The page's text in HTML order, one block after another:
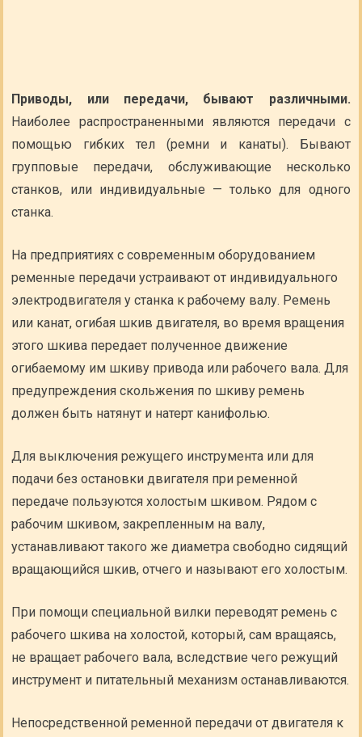
Приводы, или передачи, бывают различными.
Наиболее распространенными являются передачи с
помощью гибких тел (ремни и канаты). Бывают
групповые передачи, обслуживающие несколько
станков, или индивидуальные — только для одного
станка.
На предприятиях с современным оборудованием
ременные передачи устраивают от индивидуального
электродвигателя у станка к рабочему валу. Ремень
или канат, огибая шкив двигателя, во время вращения
этого шкива передает полученное движение
огибаемому им шкиву привода или рабочего вала. Для
предупреждения скольжения по шкиву ремень
должен быть натянут и натерт канифолью.
Для выключения режущего инструмента или для
подачи без остановки двигателя при ременной
передаче пользуются холостым шкивом. Рядом с
рабочим шкивом, закрепленным на валу,
устанавливают такого же диаметра свободно сидящий
вращающийся шкив, отчего и называют его холостым.
При помощи специальной вилки переводят ремень с
рабочего шкива на холостой, который, сам вращаясь,
не вращает рабочего вала, вследствие чего режущий
инструмент и питательный механизм останавливаются.
Непосредственной ременной передачи от двигателя к